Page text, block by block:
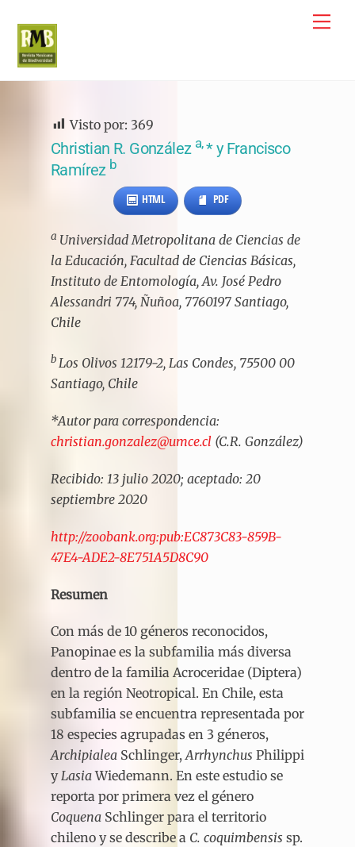
content
Visto por: 369
Christian R. González a,* y Francisco
Ramírez b
HTML PDF
a Universidad Metropolitana de Ciencias de
la Educación, Facultad de Ciencias Básicas,
Instituto de Entomología, Av. José Pedro
Alessandri 774, Ñuñoa, 7760197 Santiago,
Chile
bLos Olivos 12179-2, Las Condes, 75500 00
Santiago, Chile
*Autor para correspondencia:
christian.gonzalez@umce.cl (C.R. González)
Recibido: 13 julio 2020; aceptado: 20
septiembre 2020
http://zoobank.org:pub:EC873C83-859B-
47E4-ADE2-8E751A5D8C90
Resumen
Con más de 10 géneros reconocidos,
Panopinae es la subfamilia más diversa
dentro de la familia Acroceridae (Diptera)
en la región Neotropical. En Chile, esta
subfamilia se encuentra representada por
18 especies agrupadas en 3 géneros,
Archipialea Schlinger,Arrhynchus Philippi
yLasiaWiedemann. En este estudio se
reporta por primera vez el género
Coquena Schlinger para el territorio
chileno y se describe a C. coquimbensis sp.